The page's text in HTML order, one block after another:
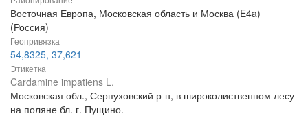
Восточная Европа, Московская область и Москва (E4a)
(Россия)
Геопривязка
54,8325, 37,621
Этикетка
Cardamine impatiens L.
Московская обл., Серпуховский р-н, в широколиственном лесу
на поляне бл. г. Пущино.